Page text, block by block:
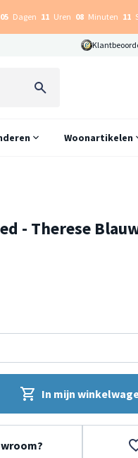
05 Dagen 11 Uren 08 Minuten 10
Woonartikelen
- Therese
In mijn